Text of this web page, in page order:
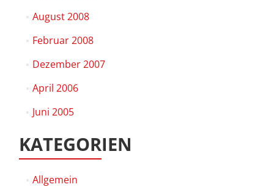
August 2008
Februar 2008
Dezember 2007
April 2006
Juni 2005
KATEGORIEN
Allgemein